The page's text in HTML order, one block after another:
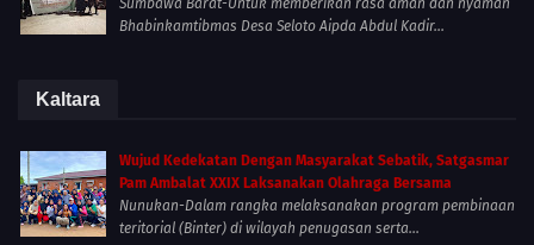
Sumbawa Barat-Untuk memberikan rasa aman dan nyaman
Bhabinkamtibmas Desa Seloto Aipda Abdul Kadir...
Kaltara
Wujud Kedekatan Dengan Masyarakat Sebatik, Satgasmar
Pam Ambalat XXIX Laksanakan Olahraga Bersama
Nunukan-Dalam rangka melaksanakan program pembinaan
teritorial (Binter) di wilayah penugasan serta...